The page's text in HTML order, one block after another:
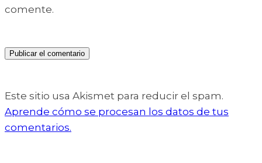
comente.
Este sitio usa Akismet para reducir el spam.
Aprende cómo se procesan los datos de tus
comentarios.